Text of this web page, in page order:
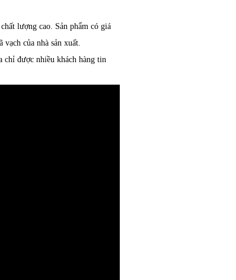
lượng cao. Sản phẩm có giá
của nhà sản xuất.
chỉ được nhiều khách hàng tin